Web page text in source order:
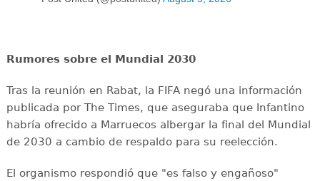
Rumores sobre el Mundial 2030
Tras la reunión en Rabat, la FIFA negó una información
publicada por The Times, que aseguraba que Infantino
habría ofrecido a Marruecos albergar la final del Mundial
de 2030 a cambio de respaldo para su reelección.
El organismo respondió que "es falso y engañoso"